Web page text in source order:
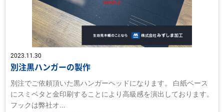
2023.11.30
別注黒ハンガーの製作
別注でご依頼頂いた黒ハンガーヘッドになります。 白紙ベース
にスミベタと金印刷することにより高級感を演出しております。
フックは弊社オ...